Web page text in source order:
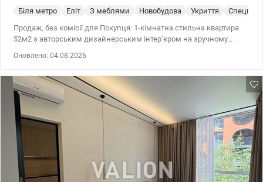
Біля метро Еліт З меблями Новобудова Укриття
Продаж, без комісії для Покупця: 1-кімнатна стильна квартира
52м2 з авторським дизайнерським інтер’єром на зручному
які хочуть мати свій простір зі смаком і характером, в якому
кожна деталь продумана і особлива. Правильне планування: з
просторого передпокою, ліворуч - обладнана шафами
гардеробна, прямо - затишна кімната з виходом у засклену
лоджію, кухня-вітальня; праворуч – ванна кімната; висота стель
H-3м Авторський інтер’єр з еклектичним поєднанням вінтажу,
арт-декору та сучасного мінімалізму: меблі і дизайнерські
світильники, яскраві кольорові акценти, живі рослини, які
гармонійно вписуються в нейтральну палітру, ця квартира дарує
Оновлено: 04.08.2026